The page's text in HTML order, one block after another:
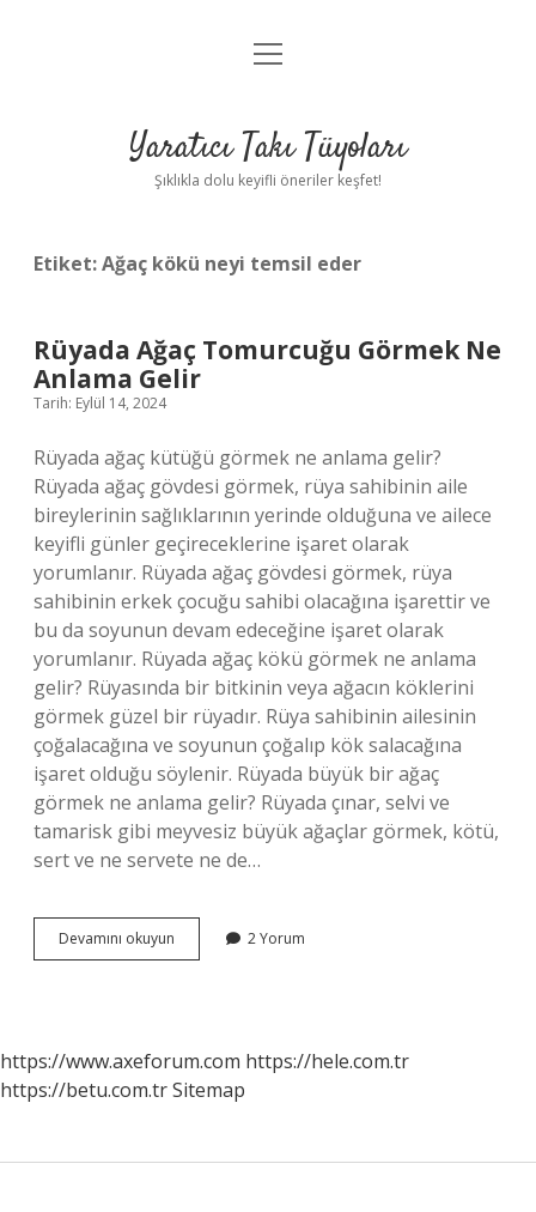
Anasayfa
Yasal Uyarı
menüyü
Yaratıcı Takı Tüyoları
Şıklıkla dolu keyifli öneriler keşfet!
Etiket:Ağaç kökü neyi temsil eder
Rüyada Ağaç Tomurcuğu Görmek Ne
Anlama Gelir
Tarih: Eylül 14, 2024
Rüyada ağaç kütüğü görmek ne anlama gelir?
Rüyada ağaç gövdesi görmek, rüya sahibinin aile
bireylerinin sağlıklarının yerinde olduğuna ve ailece
keyifli günler geçireceklerine işaret olarak
yorumlanır. Rüyada ağaç gövdesi görmek, rüya
sahibinin erkek çocuğu sahibi olacağına işarettir ve
bu da soyunun devam edeceğine işaret olarak
yorumlanır. Rüyada ağaç kökü görmek ne anlama
gelir? Rüyasında bir bitkinin veya ağacın köklerini
görmek güzel bir rüyadır. Rüya sahibinin ailesinin
çoğalacağına ve soyunun çoğalıp kök salacağına
işaret olduğu söylenir. Rüyada büyük bir ağaç
görmek ne anlama gelir? Rüyada çınar, selvi ve
tamarisk gibi meyvesiz büyük ağaçlar görmek, kötü,
sert ve ne servete ne de…
Devamını okuyun
Ağaç
Gelir
2 Yorum
https://www.axeforum.com https://hele.com.tr
https://betu.com.trSitemap